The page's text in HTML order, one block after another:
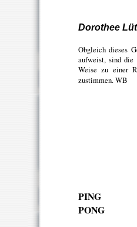
Dorothee
Obgleich dieses
aufweist, sind die
Weise zu einer
zustimmen. WB
PING
PONG